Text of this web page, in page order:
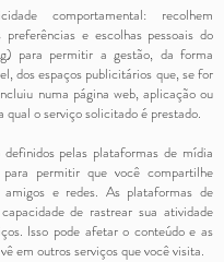
comportamental: recolhem
e escolhas pessoais do
para permitir a gestão, da forma
dos espaços publicitários que, se for
numa página web, aplicação ou
o serviço solicitado é prestado.
pelas plataformas de mídia
permitir que você compartilhe
e redes. As plataformas de
de rastrear sua atividade
Isso pode afetar o conteúdo e as
em outros serviços que você visita.